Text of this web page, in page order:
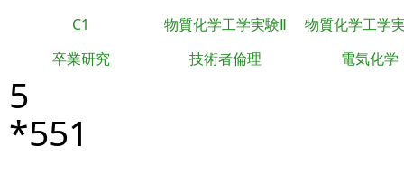
C1 物質化学工学実験Ⅱ
物質化学工学
卒業研究
技術者倫理 電気化学
5
*551